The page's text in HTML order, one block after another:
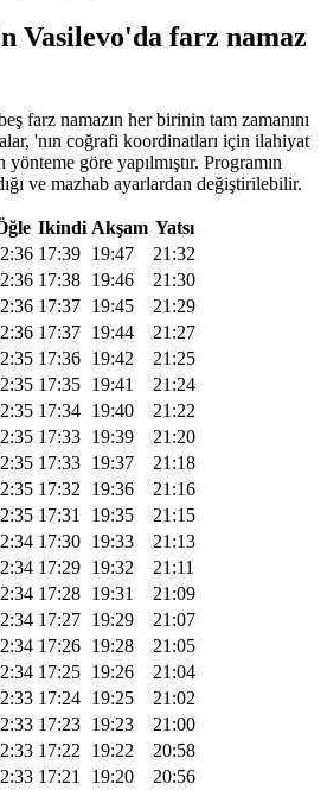
Vasilevo'da farz namaz
farz namazın her birinin tam zamanını
'nın coğrafi koordinatları için ilahiyat
göre yapılmıştır. Programın
ve mazhab ayarlardan değiştirilebilir.
Ikindi Akşam Yatsı
17:39 19:47
21:32
17:38 19:46
21:30
17:37 19:45
21:29
17:37 19:44
21:27
17:36 19:42
21:25
17:35 19:41
21:24
17:34 19:40
21:22
17:33 19:39
21:20
17:33 19:37
21:18
17:32 19:36
21:16
17:31 19:35
21:15
17:30 19:33
21:13
17:29 19:32
21:11
17:28 19:31
21:09
17:27 19:29
21:07
17:26 19:28
21:05
17:25 19:26
21:04
17:24 19:25
21:02
17:23 19:23
21:00
17:22 19:22
20:58
17:21 19:20 20:56